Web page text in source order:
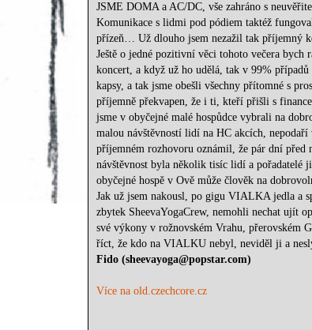
JSME DOMA a AC/DC, vše zahráno s
Komunikace s lidmi pod pódiem taktéž
přízeň… Už dlouho jsem nezažil tak příjemný
Ještě o jedné pozitivní věci tohoto večera
koncert, a když už ho udělá, tak v 99%
kapsy, a tak jsme obešli všechny přítomné s
příjemně překvapen, že i ti, kteří přišli s
jsme v obyčejné malé hospůdce vybrali na
malou návštěvností lidí na HC akcích,
příjemném rozhovoru oznámil, že pár dní před
návštěvnost byla několik tisíc lidí a
obyčejné hospě v Ově může člověk na
Jak už jsem nakousl, po gigu VIALKA jedla a
zbytek SheevaYogaCrew, nemohli nechat ujít
své výkony v rožnovském Vrahu, přerovském
říct, že kdo na VIALKU nebyl, neviděl ji a
Fido (sheevayoga@popstar.com)
Více na old.czechcore.cz